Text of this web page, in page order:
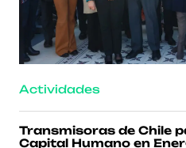
Actividades
Transmisoras de Chile
Capital Humano en